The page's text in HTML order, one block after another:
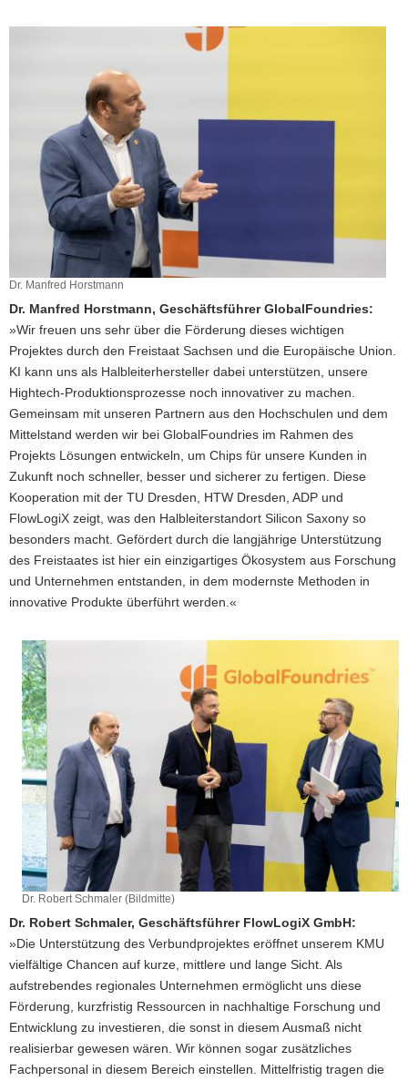
Dr. Manfred Horstmann
Dr. Manfred Horstmann, Geschäftsführer GlobalFoundries:
»Wir freuen uns sehr über die Förderung dieses wichtigen
Projektes durch den Freistaat Sachsen und die Europäische Union.
KI kann uns als Halbleiterhersteller dabei unterstützen, unsere
Hightech-Produktionsprozesse noch innovativer zu machen.
Gemeinsam mit unseren Partnern aus den Hochschulen und dem
Mittelstand werden wir bei GlobalFoundries im Rahmen des
Projekts Lösungen entwickeln, um Chips für unsere Kunden in
Zukunft noch schneller, besser und sicherer zu fertigen. Diese
Kooperation mit der TU Dresden, HTW Dresden, ADP und
FlowLogiX zeigt, was den Halbleiterstandort Silicon Saxony so
besonders macht. Gefördert durch die langjährige Unterstützung
des Freistaates ist hier ein einzigartiges Ökosystem aus Forschung
und Unternehmen entstanden, in dem modernste Methoden in
innovative Produkte überführt werden.«
Dr. Robert Schmaler (Bildmitte)
Dr. Robert Schmaler, Geschäftsführer FlowLogiX GmbH:
»Die Unterstützung des Verbundprojektes eröffnet unserem KMU
vielfältige Chancen auf kurze, mittlere und lange Sicht. Als
aufstrebendes regionales Unternehmen ermöglicht uns diese
Förderung, kurzfristig Ressourcen in nachhaltige Forschung und
Entwicklung zu investieren, die sonst in diesem Ausmaß nicht
realisierbar gewesen wären. Wir können sogar zusätzliches
Fachpersonal in diesem Bereich einstellen. Mittelfristig tragen die